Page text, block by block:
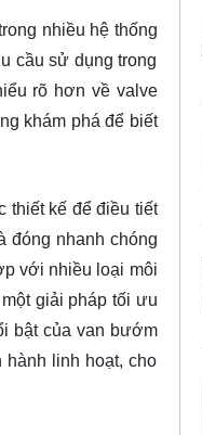
nhiều hệ thống
cầu sử dụng trong
rõ hơn về valve
khám phá để biết
thiết kế để điều tiết
đóng nhanh chóng
với nhiều loại môi
giải pháp tối ưu
bật của van bướm
linh hoạt, cho